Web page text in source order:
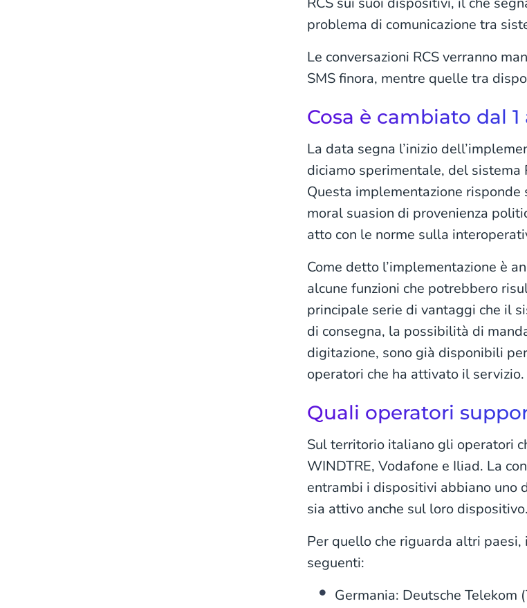
problema di comunicazione tra
Le conversazioni RCS verranno
SMS finora, mentre quelle tra
Cosa è cambiato dal 1
La data segna l’inizio
diciamo sperimentale, del sistema
Questa implementazione
moral suasion di provenienza
atto con le norme sulla
Come detto l’implementazione è
alcune funzioni che potrebbero
principale serie di vantaggi che il
di consegna, la possibilità di
digitazione, sono già disponibili
operatori che ha attivato il servizio.
Quali operatori
Sul territorio italiano gli operatori
WINDTRE, Vodafone e Iliad. La
entrambi i dispositivi abbiano uno
sia attivo anche sul loro dispositivo.
Per quello che riguarda altri
seguenti:
Germania: Deutsche Telekom